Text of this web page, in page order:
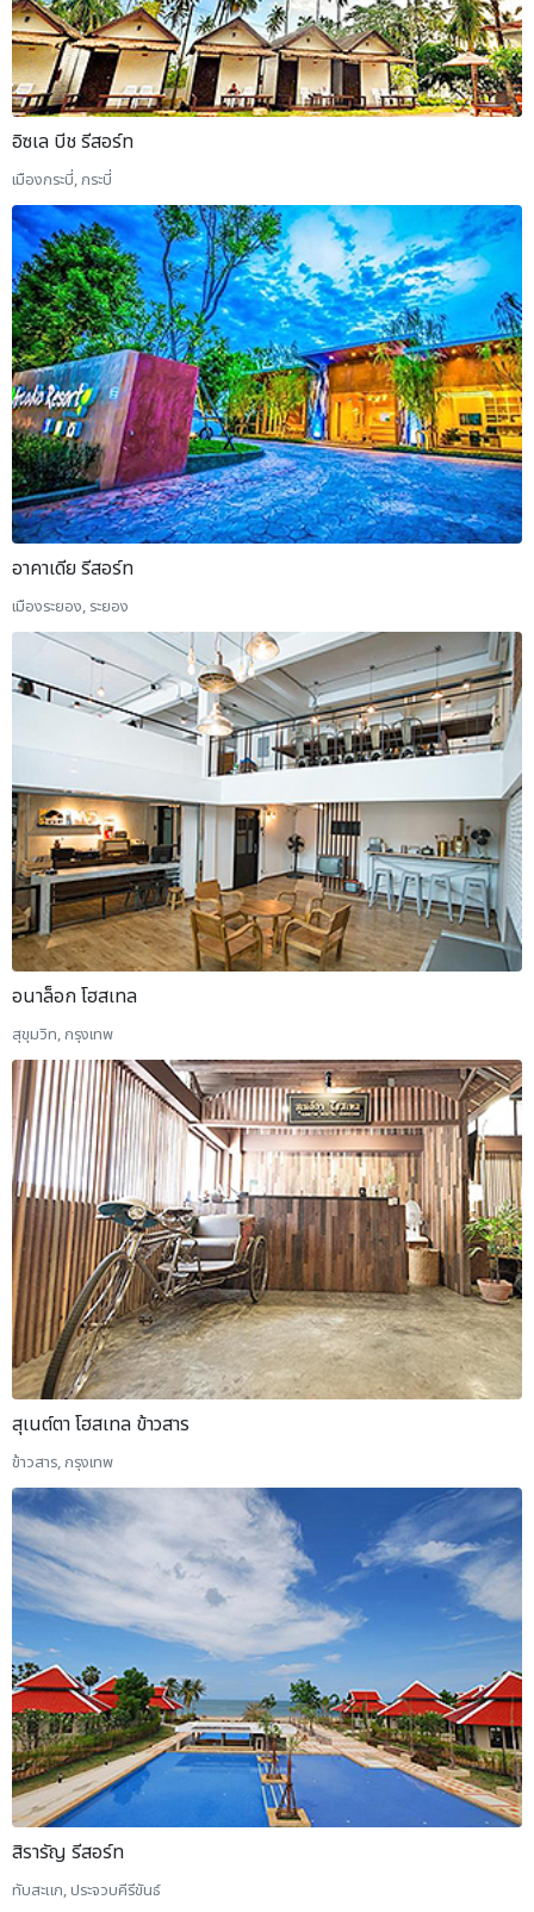
อิซเล บีช รีสอร์ท
เมืองกระบี่, กระบี่
อาคาเดีย รีสอร์ท
เมืองระยอง, ระยอง
อนาล็อก โฮสเทล
สุขุมวิท, กรุงเทพ
สุเนต์ตา โฮสเทล ข้าวสาร
ข้าวสาร, กรุงเทพ
สิรารัญ รีสอร์ท
ทับสะแก, ประจวบคีรีขันธ์